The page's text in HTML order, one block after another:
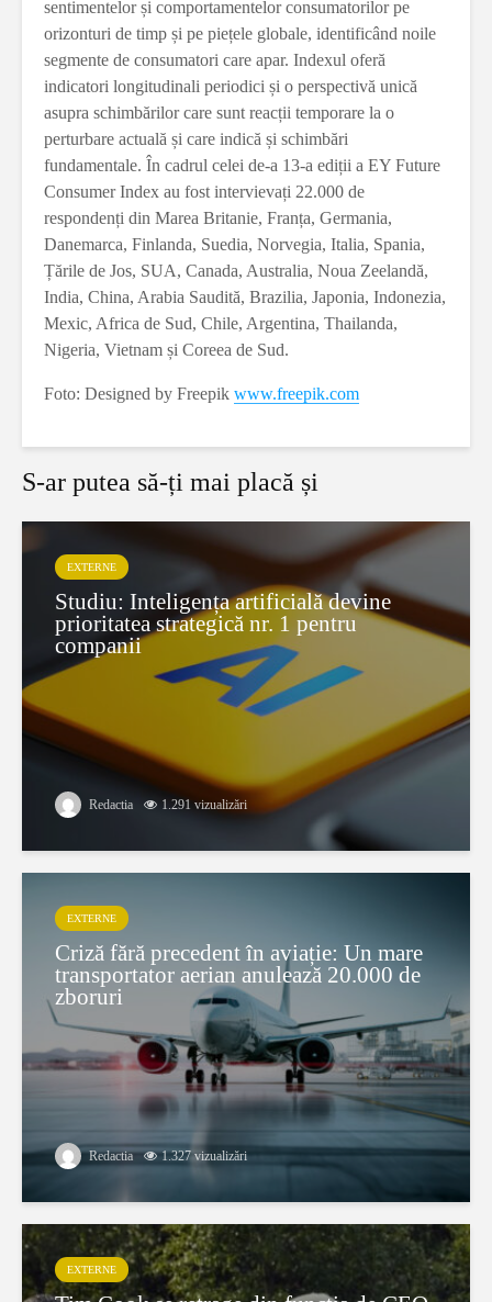
sentimentelor și comportamentelor consumatorilor pe
orizonturi de timp și pe piețele globale, identificând noile
segmente de consumatori care apar. Indexul oferă
indicatori longitudinali periodici și o perspectivă unică
asupra schimbărilor care sunt reacții temporare la o
perturbare actuală și care indică și schimbări
fundamentale. În cadrul celei de-a 13-a ediții a EY Future
Consumer Index au fost intervievați 22.000 de
respondenți din Marea Britanie, Franța, Germania,
Danemarca, Finlanda, Suedia, Norvegia, Italia, Spania,
Țările de Jos, SUA, Canada, Australia, Noua Zeelandă,
India, China, Arabia Saudită, Brazilia, Japonia, Indonezia,
Mexic, Africa de Sud, Chile, Argentina, Thailanda,
Nigeria, Vietnam și Coreea de Sud.
Foto: Designed by Freepik www.freepik.com
S-ar putea să-ți mai placă și
EXTERNE
Studiu: Inteligența artificială devine
prioritatea strategică nr. 1 pentru
companii
Redactia 1.291 vizualizări
EXTERNE
Criză fără precedent în aviație: Un mare
transportator aerian anulează 20.000 de
zboruri
Redactia 1.327 vizualizări
EXTERNE